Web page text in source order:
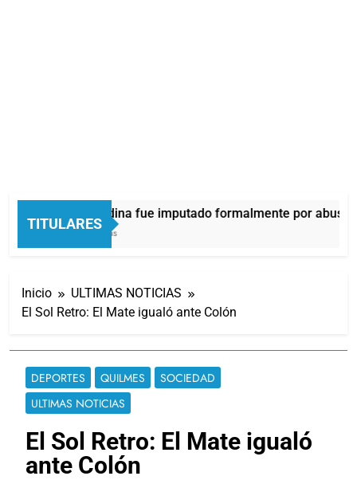
TITULARES
Thiago Medina fue imputado formalmente por abuso
19 Minutos Atrás
Inicio
ULTIMAS NOTICIAS
El Sol Retro: El Mate igualó ante Colón
DEPORTES QUILMES
SOCIEDAD
ULTIMAS NOTICIAS
El Sol Retro: El Mate igualó
ante Colón